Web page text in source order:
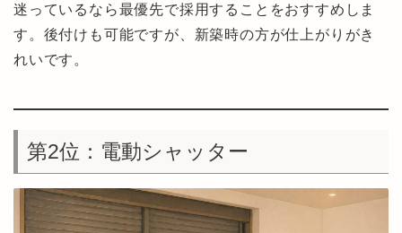
迷っているなら最優先で採用することをおすすめしま
す。後付けも可能ですが、新築時の方が仕上がりがき
れいです。
第2位：電動シャッター